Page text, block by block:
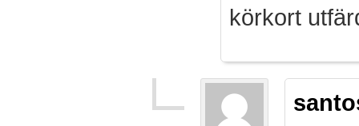
körkort